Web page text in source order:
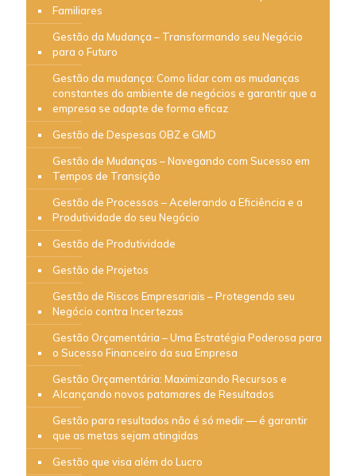
Familiares
Gestão da Mudança – Transformando seu Negócio
para o Futuro
Gestão da mudança: Como lidar com as mudanças
constantes do ambiente de negócios e garantir que a
empresa se adapte de forma eficaz
Gestão de Despesas OBZ e GMD
Gestão de Mudanças – Navegando com Sucesso em
Tempos de Transição
Gestão de Processos – Acelerando a Eficiência e a
Produtividade do seu Negócio
Gestão de Produtividade
Gestão de Projetos
Gestão de Riscos Empresariais – Protegendo seu
Negócio contra Incertezas
Gestão Orçamentária – Uma Estratégia Poderosa para
o Sucesso Financeiro da sua Empresa
Gestão Orçamentária: Maximizando Recursos e
Alcançando novos patamares de Resultados
Gestão para resultados não é só medir — é garantir
que as metas sejam atingidas
Gestão que visa além do Lucro